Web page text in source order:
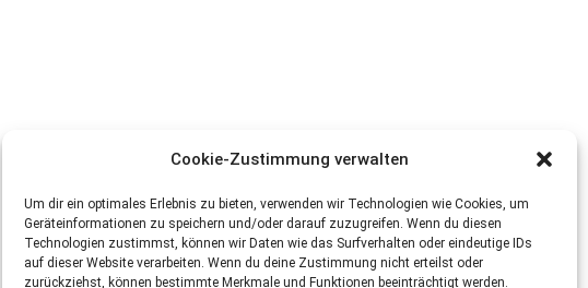
Cookie-Zustimmung verwalten
Um dir ein optimales Erlebnis zu bieten, verwenden wir Technologien wie Cookies, um
Geräteinformationen zu speichern und/oder darauf zuzugreifen. Wenn du diesen
Technologien zustimmst, können wir Daten wie das Surfverhalten oder eindeutige IDs
auf dieser Website verarbeiten. Wenn du deine Zustimmung nicht erteilst oder
zurückziehst, können bestimmte Merkmale und Funktionen beeinträchtigt werden.